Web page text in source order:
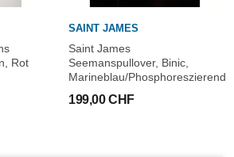
Rot
SAINT JAMES
Saint James
Seemanspullover, Binic,
Marineblau/Phosphoreszierend
199,00 CHF